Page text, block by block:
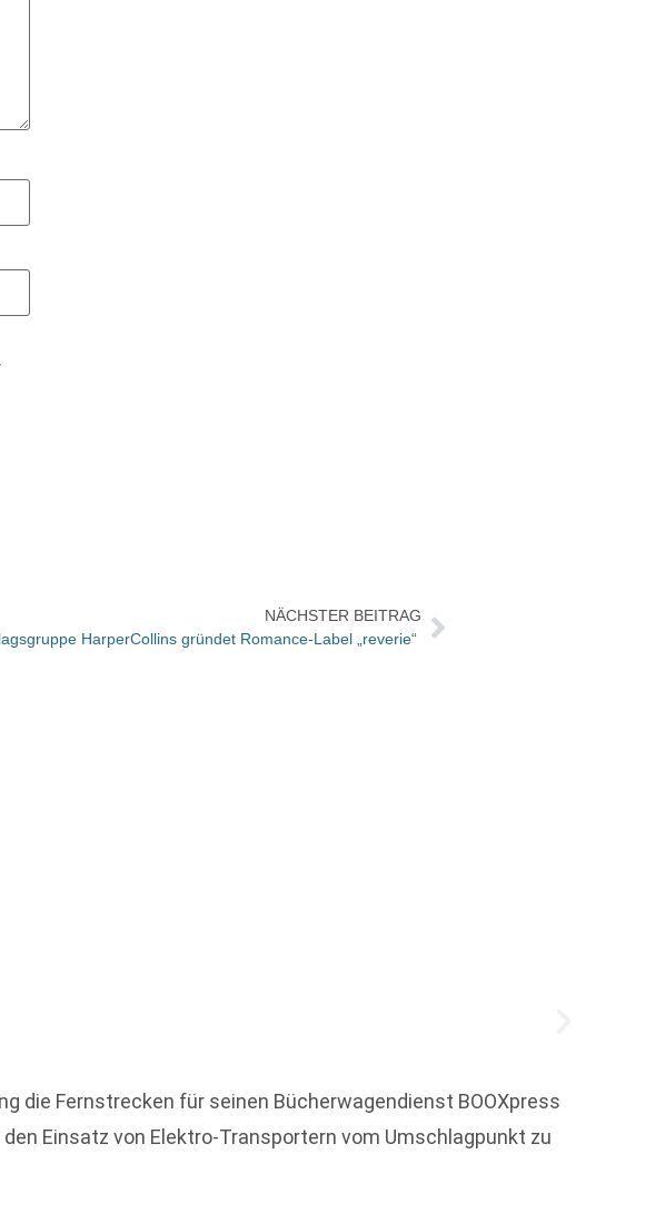
NÄCHSTER BEITRAG
HarperCollins gründet Romance-Label „reverie“
die Fernstrecken für seinen Bücherwagendienst BOOXpress
Einsatz von Elektro-Transportern vom Umschlagpunkt zu